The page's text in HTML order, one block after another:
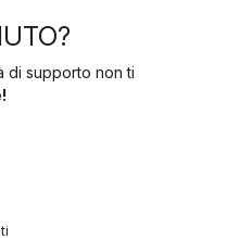
di supporto non ti